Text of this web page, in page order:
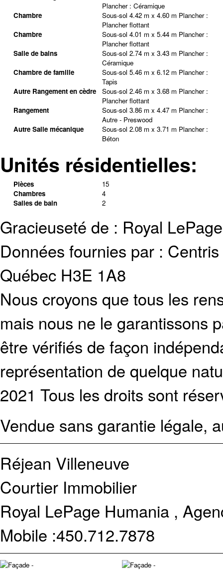
Plancher : Céramique
Chambre
Sous-sol 4.42 m x 4.60 m Plancher :
Plancher flottant
Chambre
Sous-sol 4.01 m x 5.44 m Plancher :
Plancher flottant
Salle de bains
Sous-sol 2.74 m x 3.43 m Plancher :
Céramique
Chambre de famille
Sous-sol 5.46 m x 6.12 m Plancher :
Tapis
Autre Rangement en cèdre
Sous-sol 2.46 m x 3.68 m Plancher :
Plancher flottant
Rangement
Sous-sol 3.86 m x 4.47 m Plancher :
Autre - Preswood
Autre Salle mécanique
Sous-sol 2.08 m x 3.71 m Plancher :
Béton
Unités résidentielles:
Pièces
15
Chambres
4
Salles de bain
2
Gracieuseté de : Royal
Données fournies par :
Québec H3E 1A8
Nous croyons que tous les
mais nous ne le garantissons
être vérifiés de façon
représentation de quelque
2021 Tous les droits sont
Vendue sans garantie légale,
Réjean Villeneuve
Courtier Immobilier
Royal LePage Humania ,
Mobile :450.712.7878